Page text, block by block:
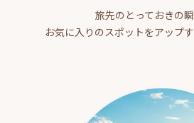
旅先のとっておきの瞬
お気に入りのスポットをアップ